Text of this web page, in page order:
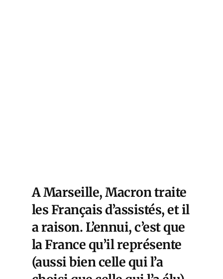
A Marseille, Macron traite
les Français d’assistés, et il
a raison. L’ennui, c’est que
la France qu’il représente
(aussi bien celle qui l’a